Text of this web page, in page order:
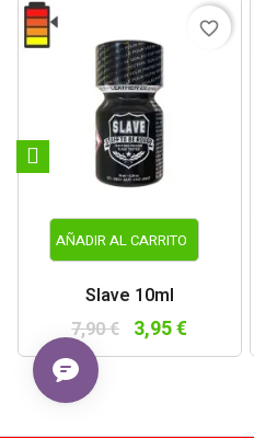
AÑADIR AL CARRITO
Slave 10ml
7,90 € 3,95 €
favorite_border